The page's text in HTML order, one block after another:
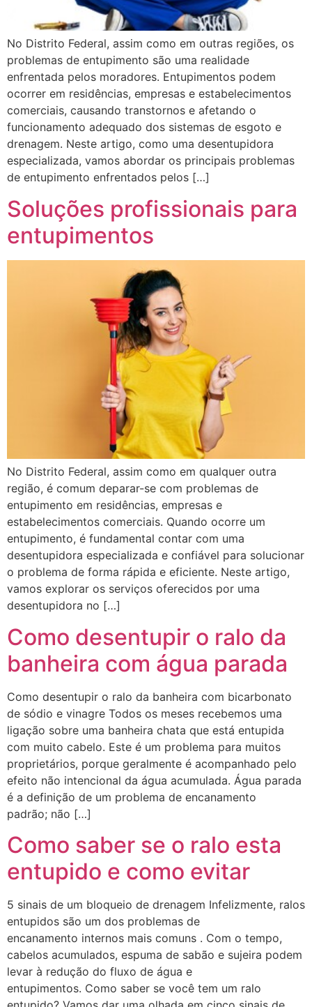
No Distrito Federal, assim como em outras regiões, os
problemas de entupimento são uma realidade
enfrentada pelos moradores. Entupimentos podem
ocorrer em residências, empresas e estabelecimentos
comerciais, causando transtornos e afetando o
funcionamento adequado dos sistemas de esgoto e
drenagem. Neste artigo, como uma desentupidora
especializada, vamos abordar os principais problemas
de entupimento enfrentados pelos […]
Soluções profissionais para
entupimentos
No Distrito Federal, assim como em qualquer outra
região, é comum deparar-se com problemas de
entupimento em residências, empresas e
estabelecimentos comerciais. Quando ocorre um
entupimento, é fundamental contar com uma
desentupidora especializada e confiável para solucionar
o problema de forma rápida e eficiente. Neste artigo,
vamos explorar os serviços oferecidos por uma
desentupidora no […]
Como desentupir o ralo da
banheira com água parada
Como desentupir o ralo da banheira com bicarbonato
de sódio e vinagre Todos os meses recebemos uma
ligação sobre uma banheira chata que está entupida
com muito cabelo. Este é um problema para muitos
proprietários, porque geralmente é acompanhado pelo
efeito não intencional da água acumulada. Água parada
é a definição de um problema de encanamento
padrão; não […]
Como saber se o ralo esta
entupido e como evitar
5 sinais de um bloqueio de drenagem Infelizmente, ralos
entupidos são um dos problemas de
encanamento internos mais comuns . Com o tempo,
cabelos acumulados, espuma de sabão e sujeira podem
levar à redução do fluxo de água e
entupimentos. Como saber se você tem um ralo